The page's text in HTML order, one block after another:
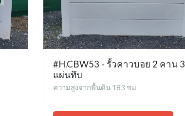
#H.CBW53 - รั้วคาวบอย 2 คาน 3
แผ่นทึบ
ความสูงจากพื้นดิน 183 ซม